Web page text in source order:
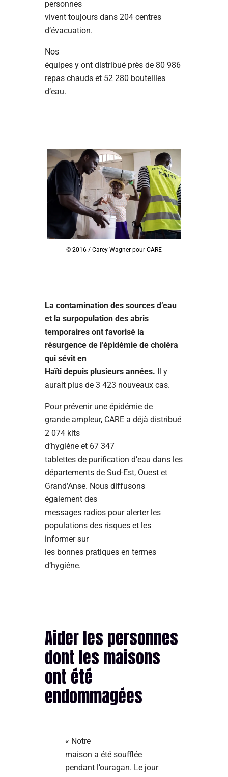
personnes
vivent toujours dans 204 centres
d’évacuation.
Nos
équipes y ont distribué près de 80 986
repas chauds et 52 280 bouteilles
d’eau.
© 2016 / Carey Wagner pour CARE
La contamination des sources d’eau
et la surpopulation des abris
temporaires ont favorisé la
résurgence de l’épidémie de choléra
qui sévit en
Haïti depuis plusieurs années. Il y
aurait plus de 3 423 nouveaux cas.
Pour prévenir une épidémie de
grande ampleur, CARE a déjà distribué
2 074 kits
d’hygiène et 67 347
tablettes de purification d’eau dans les
départements de Sud-Est, Ouest et
Grand’Anse. Nous diffusons
également des
messages radios pour alerter les
populations des risques et les
informer sur
les bonnes pratiques en termes
d‘hygiène.
Aider les personnes
dont les maisons
ont été
endommagées
« Notre
maison a été soufflée
pendant l’ouragan. Le jour